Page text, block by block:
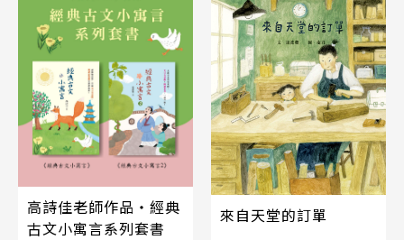
高詩佳老師作品・經典
古文小寓言系列套書
來自天堂的訂單